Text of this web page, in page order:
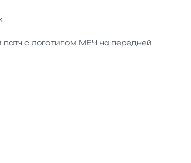
с логотипом МЕЧ на передней